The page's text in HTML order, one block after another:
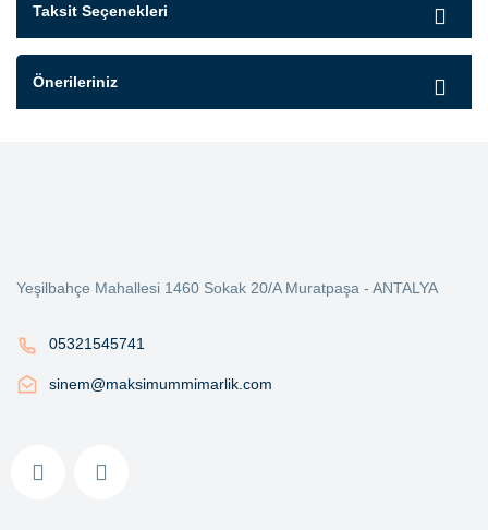
Taksit Seçenekleri
Önerileriniz
Yeşilbahçe Mahallesi 1460 Sokak 20/A Muratpaşa - ANTALYA
05321545741
sinem@maksimummimarlik.com